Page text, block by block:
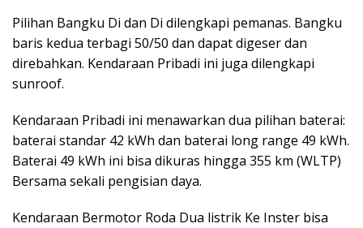
Pilihan Bangku Di dan Di dilengkapi pemanas. Bangku
baris kedua terbagi 50/50 dan dapat digeser dan
direbahkan. Kendaraan Pribadi ini juga dilengkapi
sunroof.
Kendaraan Pribadi ini menawarkan dua pilihan baterai:
baterai standar 42 kWh dan baterai long range 49 kWh.
Baterai 49 kWh ini bisa dikuras hingga 355 km (WLTP)
Bersama sekali pengisian daya.
Kendaraan Bermotor Roda Dua listrik Ke Inster bisa